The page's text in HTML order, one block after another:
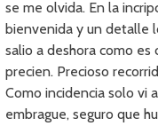
se me olvida. En la
bienvenida y un detalle
salio a deshora como
precien. Precioso
Como incidencia solo vi
embrague, seguro que